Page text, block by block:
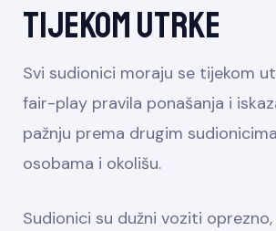
tijekom utrke
Svi sudionici moraju se tijekom
fair-play pravila ponašanja i
pažnju prema drugim
osobama i okolišu.
Sudionici su dužni voziti